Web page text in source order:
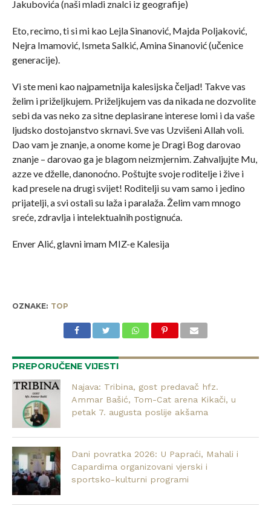
Jakubovića (naši mladi znalci iz geografije)
Eto, recimo, ti si mi kao Lejla Sinanović, Majda Poljaković,
Nejra Imamović, Ismeta Salkić, Amina Sinanović (učenice
generacije).
Vi ste meni kao najpametnija kalesijska čeljad! Takve vas
želim i priželjkujem. Priželjkujem vas da nikada ne dozvolite
sebi da vas neko za sitne deplasirane interese lomi i da vaše
ljudsko dostojanstvo skrnavi. Sve vas Uzvišeni Allah voli.
Dao vam je znanje, a onome kome je Dragi Bog darovao
znanje – darovao ga je blagom neizmjernim. Zahvaljujte Mu,
azze ve dželle, danonoćno. Poštujte svoje roditelje i žive i
kad presele na drugi svijet! Roditelji su vam samo i jedino
prijatelji, a svi ostali su laža i paralaža. Želim vam mnogo
sreće, zdravlja i intelektualnih postignuća.
Enver Alić, glavni imam MIZ-e Kalesija
OZNAKE: TOP
PREPORUČENE VIJESTI
Najava: Tribina, gost predavač hfz.
Ammar Bašić, Tom-Cat arena Kikači, u
petak 7. augusta poslije akšama
Dani povratka 2026: U Papraći, Mahali i
Capardima organizovani vjerski i
sportsko-kulturni programi